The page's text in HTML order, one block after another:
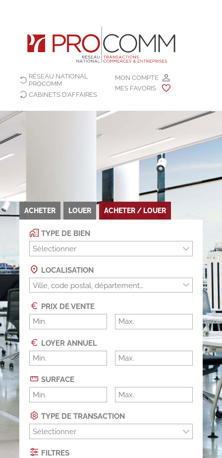
MON COMPTE
MES FAVORIS
RÉSEAU NATIONAL
PROCOMM
CABINETS D'AFFAIRES
ACHETER LOUER ACHETER / LOUER
TYPE DE BIEN
Sélectionner
LOCALISATION
PRIX DE VENTE
LOYER ANNUEL
SURFACE
TYPE DE TRANSACTION
Sélectionner
FILTRES